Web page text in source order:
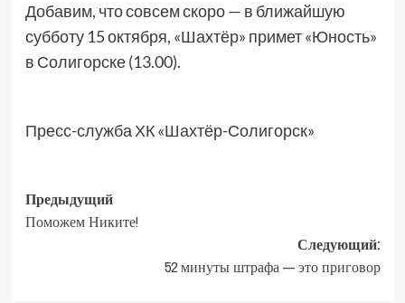
Добавим, что совсем скоро — в ближайшую
субботу 15 октября, «Шахтёр» примет «Юность»
в Солигорске (13.00).
Пресс-служба ХК «Шахтёр-Солигорск»
Предыдущий
Поможем Никите!
Следующий:
52 минуты штрафа — это приговор